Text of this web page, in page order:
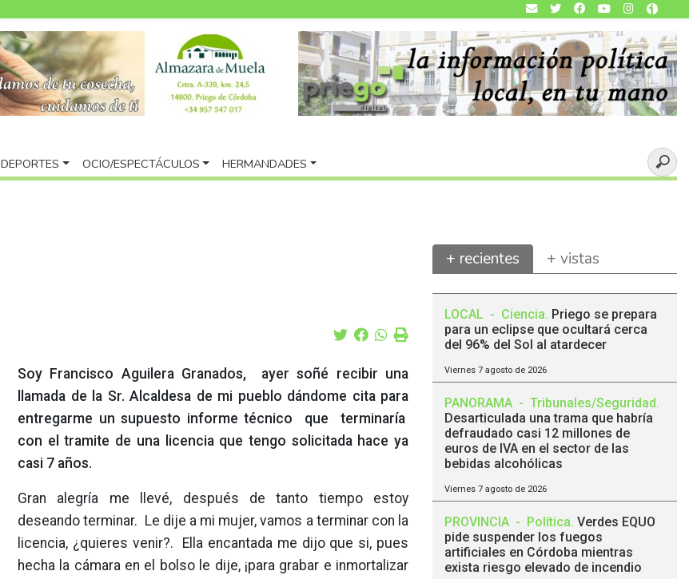
DEPORTES OCIO/ESPECTÁCULOS HERMANDADES
Soy Francisco Aguilera Granados, ayer soñé recibir una
llamada de la Sr. Alcaldesa de mi pueblo dándome cita para
entregarme un supuesto informe técnico que terminaría
con el tramite de una licencia que tengo solicitada hace ya
casi 7 años.
Gran alegría me llevé, después de tanto tiempo estoy
deseando terminar. Le dije a mi mujer, vamos a terminar con la
licencia, ¿quieres venir?. Ella encantada me dijo que si, pues
hecha la cámara en el bolso le dije, ¡para grabar e inmortalizar
+ recientes + vistas
LOCAL - Ciencia. Priego se prepara
para un eclipse que ocultará cerca
del 96% del Sol al atardecer
Viernes 7 agosto de 2026
PANORAMA - Tribunales/Seguridad.
Desarticulada una trama que habría
defraudado casi 12 millones de
euros de IVA en el sector de las
bebidas alcohólicas
Viernes 7 agosto de 2026
PROVINCIA - Política. Verdes EQUO
pide suspender los fuegos
artificiales en Córdoba mientras
exista riesgo elevado de incendio